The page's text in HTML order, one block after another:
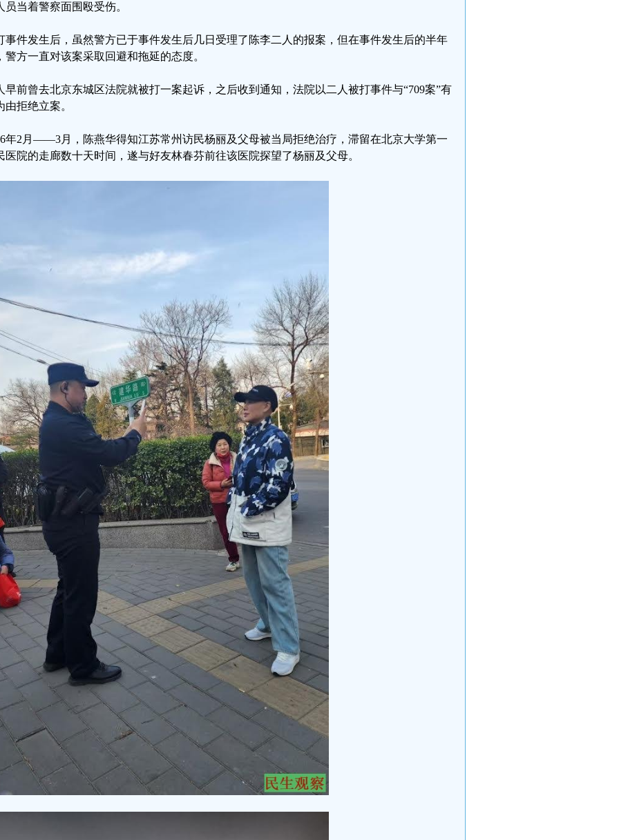
员当着警察面围殴受伤。
事件发生后，虽然警方已于事件发生后几日受理了陈李二人的报案，但在事件发生后的半年
警方一直对该案采取回避和拖延的态度。
早前曾去北京东城区法院就被打一案起诉，之后收到通知，法院以二人被打事件与“709案”有
由拒绝立案。
年2月——3月，陈燕华得知江苏常州访民杨丽及父母被当局拒绝治疗，滞留在北京大学第一
医院的走廊数十天时间，遂与好友林春芬前往该医院探望了杨丽及父母。